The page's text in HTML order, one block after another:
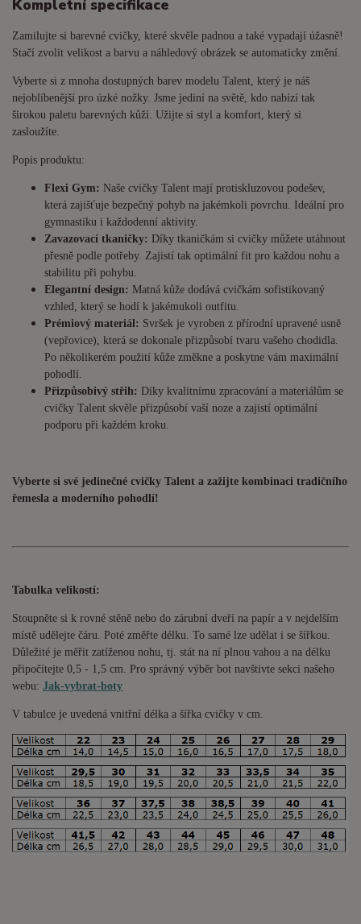
Kompletní specifikace
Zamilujte si barevné cvičky, které skvěle padnou a také vypadají úžasně!
Stačí zvolit velikost a barvu a náhledový obrázek se automaticky změní.
Vyberte si z mnoha dostupných barev modelu Talent, který je náš
nejoblíbenější pro úzké nožky. Jsme jediní na světě, kdo nabízí tak
širokou paletu barevných kůží. Užijte si styl a komfort, který si
zasloužíte.
Popis produktu:
Flexi Gym: Naše cvičky Talent mají protiskluzovou podešev,
která zajišťuje bezpečný pohyb na jakémkoli povrchu. Ideální pro
gymnastiku i každodenní aktivity.
Zavazovací tkaničky: Díky tkaničkám si cvičky můžete utáhnout
přesně podle potřeby. Zajistí tak optimální fit pro každou nohu a
stabilitu při pohybu.
Elegantní design: Matná kůže dodává cvičkám sofistikovaný
vzhled, který se hodí k jakémukoli outfitu.
Prémiový materiál: Svršek je vyroben z přírodní upravené usně
(vepřovice), která se dokonale přizpůsobí tvaru vašeho chodidla.
Po několikerém použití kůže změkne a poskytne vám maximální
pohodlí.
Přizpůsobivý střih: Díky kvalitnímu zpracování a materiálům se
cvičky Talent skvěle přizpůsobí vaší noze a zajistí optimální
podporu při každém kroku.
Vyberte si své jedinečné cvičky Talent a zažijte kombinaci tradičního
řemesla a moderního pohodlí!
Tabulka velikostí:
Stoupněte si k rovné stěně nebo do zárubní dveří na papír a v nejdelším
místě udělejte čáru. Poté změřte délku. To samé lze udělat i se šířkou.
Důležité je měřit zatíženou nohu, tj. stát na ní plnou vahou a na délku
připočítejte 0,5 - 1,5 cm. Pro správný výběr bot navštivte sekci našeho
webu: Jak-vybrat-boty
V tabulce je uvedená vnitřní délka a šířka cvičky v cm.